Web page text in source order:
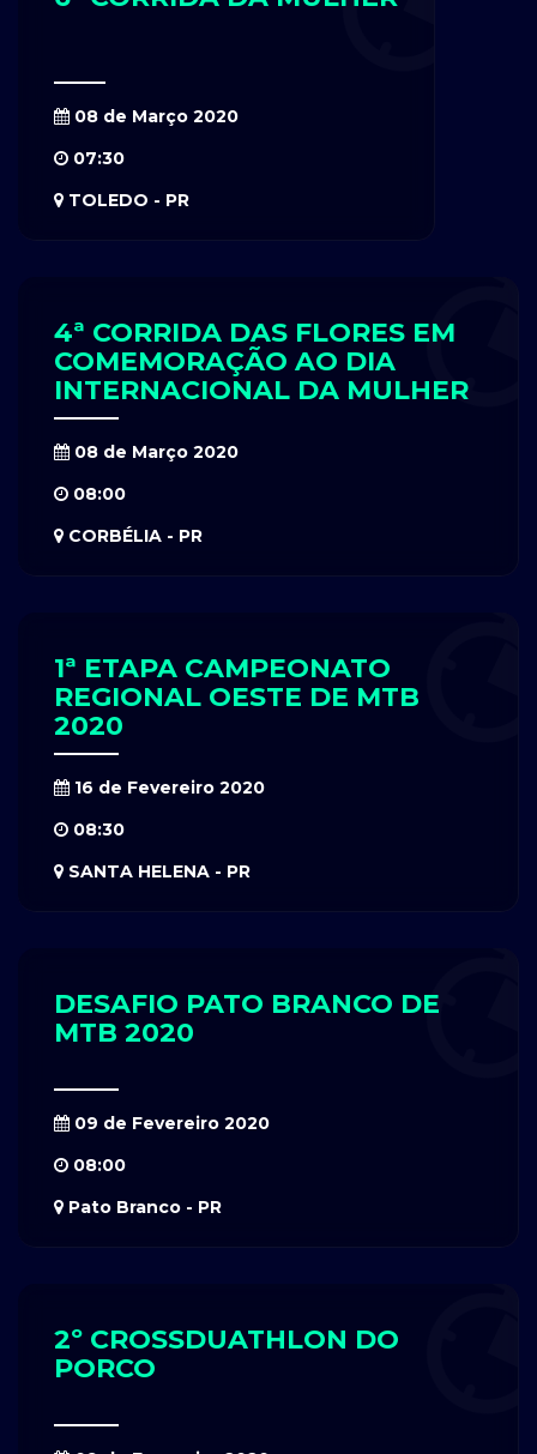
08 de Março 2020
07:30
TOLEDO - PR
4ª CORRIDA DAS FLORES EM
COMEMORAÇÃO AO DIA
INTERNACIONAL DA MULHER
08 de Março 2020
08:00
CORBÉLIA - PR
1ª ETAPA CAMPEONATO
REGIONAL OESTE DE MTB
2020
16 de Fevereiro 2020
08:30
SANTA HELENA - PR
DESAFIO PATO BRANCO DE
MTB 2020
09 de Fevereiro 2020
08:00
Pato Branco - PR
2º CROSSDUATHLON DO
PORCO